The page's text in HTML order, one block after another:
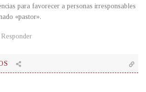
para favorecer a personas irresponsables
«pastor».
Responder